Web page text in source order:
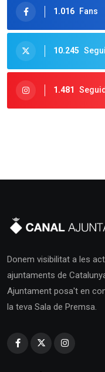
1.016 Fans
10.245
1.481
Donem visibilitat a les
ajuntaments de
Ajuntament posa't en
la teva Sala de Premsa.